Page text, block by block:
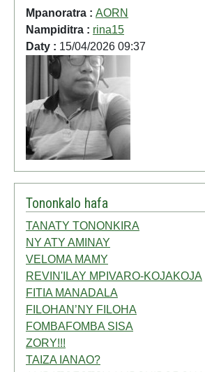
Mpanoratra : AORN
Nampiditra : rina15
Daty : 15/04/2026 09:37
Tononkalo hafa
TANATY TONONKIRA
NY ATY AMINAY
VELOMA MAMY
REVIN'ILAY MPIVARO-KOJAKOJA
FITIA MANADALA
FILOHAN’NY FILOHA
FOMBAFOMBA SISA
ZORY!!!
TAIZA IANAO?